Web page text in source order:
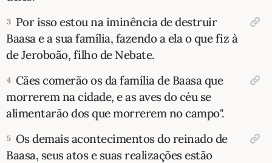
DEVOCIONAL DIÁRIO
10 MANDAMENTOS
ESTUDOS BÍBLICOS
ESBOÇOS DE PREGAÇÃO
TEMAS
3 Por isso estou na iminência de destruir
Baasa e a sua família, fazendo a ela o que fiz à
de Jeroboão, filho de Nebate.
4 Cães comerão os da família de Baasa que
morrerem na cidade, e as aves do céu se
alimentarão dos que morrerem no campo".
5 Os demais acontecimentos do reinado de
Baasa, seus atos e suas realizações estão